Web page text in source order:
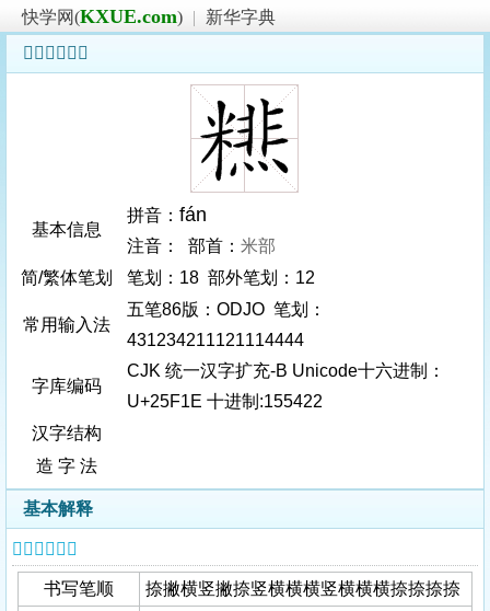
快学网(KXUE.com) |
新华字典
𥼞字基本信息
基本信息
拼音： fán
注音： 部首： 米部
简/繁体笔划
笔划：18 部外笔划：12
常用输入法
五笔86版：ODJO 笔划：
431234211121114444
字库编码
CJK 统一汉字扩充-B Unicode十六进制：
U+25F1E 十进制:155422
汉字结构
造 字 法
基本解释
𥼞字基本信息
书写笔顺 捺撇横竖撇捺竖横横横竖横横横捺捺捺捺